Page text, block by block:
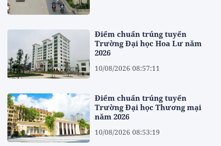
Điểm chuẩn trúng tuyển
Trường Đại học Hoa Lư năm
2026
10/08/2026 08:57:11
Điểm chuẩn trúng tuyển
Trường Đại học Thương mại
năm 2026
10/08/2026 08:53:19